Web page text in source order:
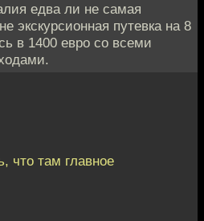
едва ли не самая
экскурсионная путевка на 8
в 1400 евро со всеми
что там главное